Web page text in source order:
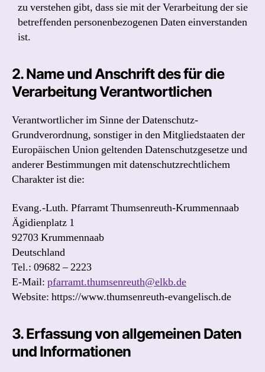
zu verstehen gibt, dass sie mit der Verarbeitung der sie
betreffenden personenbezogenen Daten einverstanden
ist.
2. Name und Anschrift des für die
Verarbeitung Verantwortlichen
Verantwortlicher im Sinne der Datenschutz-
Grundverordnung, sonstiger in den Mitgliedstaaten der
Europäischen Union geltenden Datenschutzgesetze und
anderer Bestimmungen mit datenschutzrechtlichem
Charakter ist die:
Evang.-Luth. Pfarramt Thumsenreuth-Krummennaab
Ägidienplatz 1
92703 Krummennaab
Deutschland
Tel.: 09682 – 2223
E-Mail: pfarramt.thumsenreuth@elkb.de
Website: https://www.thumsenreuth-evangelisch.de
3. Erfassung von allgemeinen Daten
und Informationen